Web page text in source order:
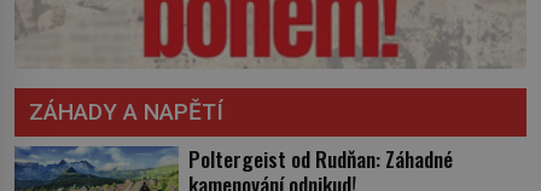
ZÁHADY A NAPĚTÍ
Poltergeist od Rudňan: Záhadné
kamenování odnikud!